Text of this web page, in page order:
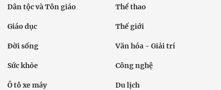
Dân tộc và Tôn giáo Thể thao
Giáo dục Thế giới
Đời sống Văn hóa - Giải trí
Sức khỏe Công nghệ
Ô tô xe máy Du lịch